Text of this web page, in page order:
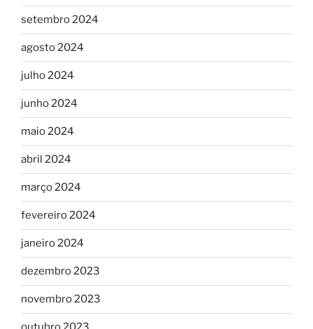
setembro 2024
agosto 2024
julho 2024
junho 2024
maio 2024
abril 2024
março 2024
fevereiro 2024
janeiro 2024
dezembro 2023
novembro 2023